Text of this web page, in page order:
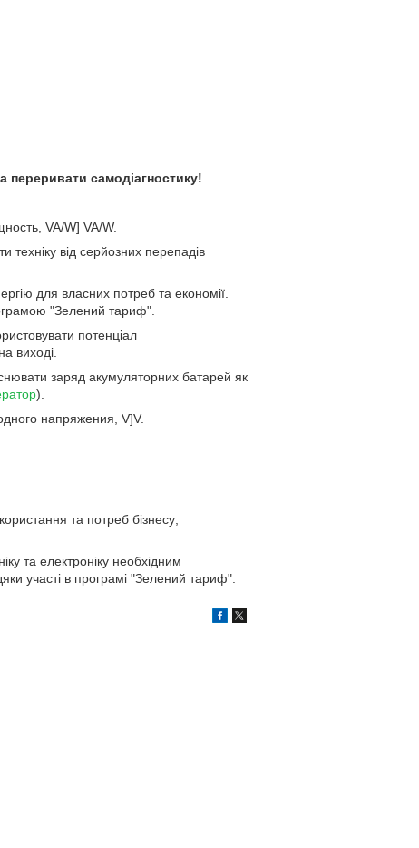
переривати самодіагностику!
VA/W] VA/W.
техніку від серйозних перепадів
для власних потреб та економії.
"Зелений тариф".
потенціал
виході.
заряд акумуляторних батарей як
).
напряжения, V]V.
та потреб бізнесу;
та електроніку необхідним
участі в програмі "Зелений тариф".